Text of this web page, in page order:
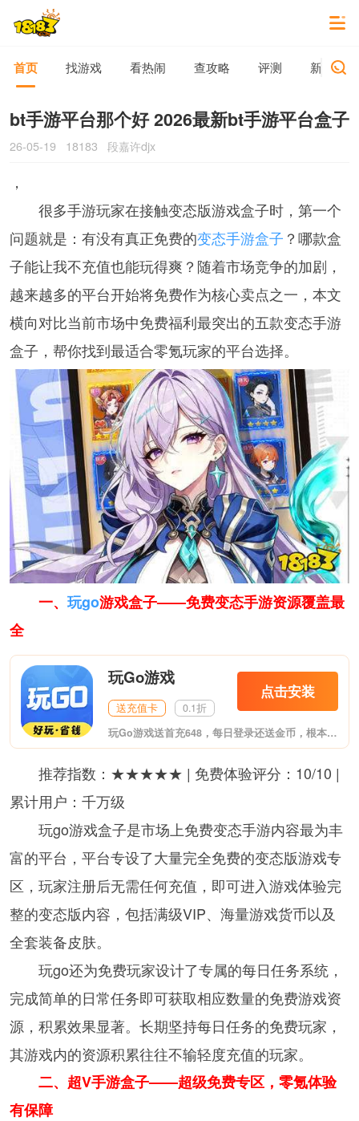
首页 找游戏 看热闹 查攻略 评测 新游动态
bt手游平台那个好 2026最新bt手游平台盒子
26-05-19 18183 段嘉许djx
，
很多手游玩家在接触变态版游戏盒子时，第一个
问题就是：有没有真正免费的变态手游盒子 ？哪款盒
子能让我不充值也能玩得爽？随着市场竞争的加剧，
越来越多的平台开始将免费作为核心卖点之一，本文
横向对比当前市场中免费福利最突出的五款变态手游
盒子，帮你找到最适合零氪玩家的平台选择。
一、 玩go游戏盒子——免费变态手游资源覆盖最
全
玩Go游戏
送充值卡 0.1折
点击安装
玩Go游戏送首充648，每日登录还送金币，根本不花钱！这是最新推出的福利游戏盒子，至尊VIP、无限元宝上线送，变态爆率，夸张福利。体验专属GM特权，GM工具直接送，想要什么自己刷！包含市面上热门的各大类型游戏。
推荐指数：★★★★★ | 免费体验评分：10/10 |
累计用户：千万级
玩go游戏盒子是市场上免费变态手游内容最为丰
富的平台，平台专设了大量完全免费的变态版游戏专
区，玩家注册后无需任何充值，即可进入游戏体验完
整的变态版内容，包括满级VIP、海量游戏货币以及
全套装备皮肤。
玩go还为免费玩家设计了专属的每日任务系统，
完成简单的日常任务即可获取相应数量的免费游戏资
源，积累效果显著。长期坚持每日任务的免费玩家，
其游戏内的资源积累往往不输轻度充值的玩家。
二、超V手游盒子——超级免费专区，零氪体验
有保障